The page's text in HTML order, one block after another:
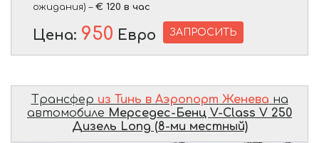
ожидания) – € 120 в час
Цена: 950 Евро ЗАПРОСИТЬ
Трансфер из Тинь в Аэропорт Женева на
автомобиле Мерседес-Бенц V-Class V 250
Дизель Long (8-ми местный)